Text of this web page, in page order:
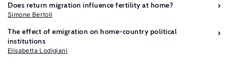
Does return migration influence fertility at home?
Simone Bertoli
The effect of emigration on home-country political
institutions
Elisabetta Lodigiani
Further
reading
OECD